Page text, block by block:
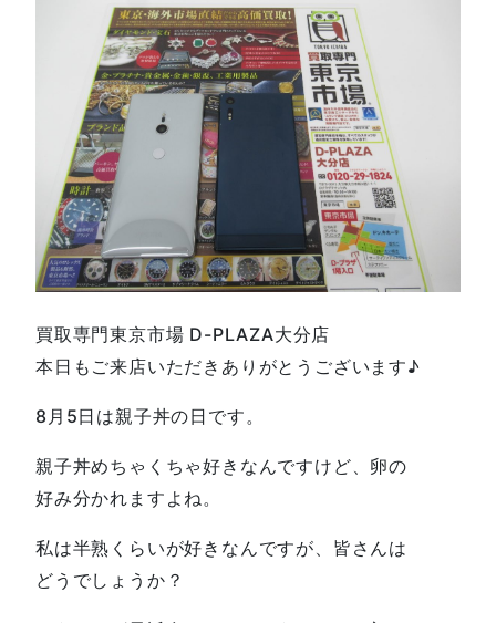
買取専門東京市場 D-PLAZA大分店
本日もご来店いただきありがとうございます♪
8月5日は親子丼の日です。
親子丼めちゃくちゃ好きなんですけど、卵の
好み分かれますよね。
私は半熟くらいが好きなんですが、皆さんは
どうでしょうか？